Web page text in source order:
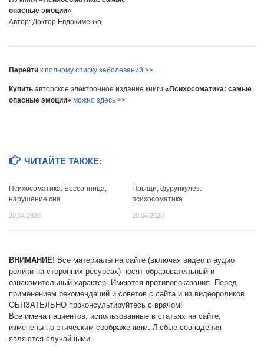
опасные эмоции».
Автор: Доктор Евдокименко.
Перейти к полному списку заболеваний >>
Купить авторское электронное издание книги «Психосоматика: самые
опасные эмоции» можно здесь >>
ЧИТАЙТЕ ТАКЖЕ:
Психосоматика: Бессонница,
нарушение сна
20.04.2020
Прыщи, фурункулез:
психосоматика
20.04.2020
ВНИМАНИЕ! Все материалы на сайте (включая видео и аудио
ролики на сторонних ресурсах) носят образовательный и
ознакомительный характер. Имеются противопоказания. Перед
применением рекомендаций и советов с сайта и из видеороликов
ОБЯЗАТЕЛЬНО проконсультируйтесь с врачом!
Все имена пациентов, использованные в статьях на сайте,
изменены по этическим соображениям. Любые совпадения
являются случайными.